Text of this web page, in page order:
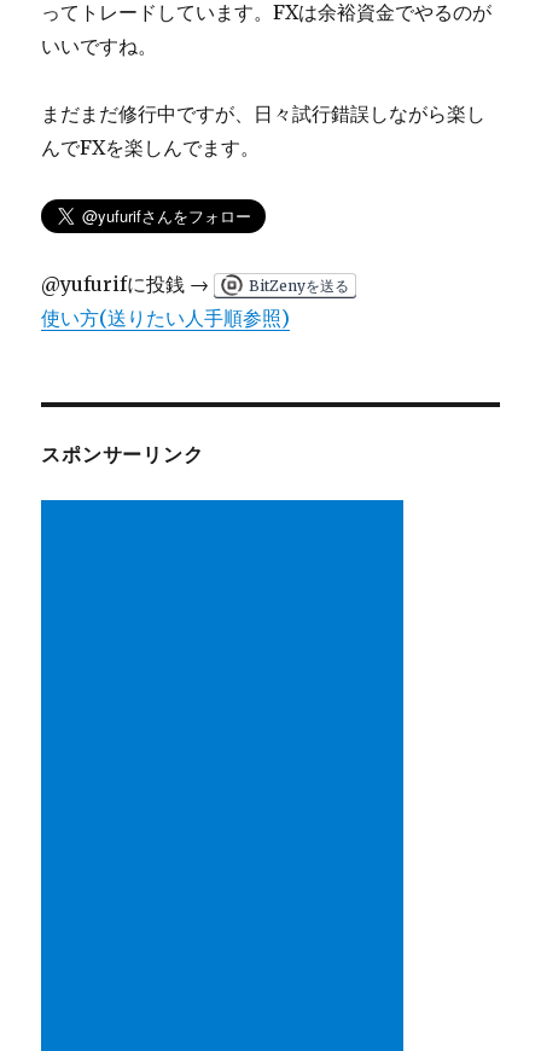
ってトレードしています。FXは余裕資金でやるのが
いいですね。
まだまだ修行中ですが、日々試行錯誤しながら楽し
んでFXを楽しんでます。
@yufurifに投銭 → BitZenyを送る
使い方(送りたい人手順参照)
スポンサーリンク